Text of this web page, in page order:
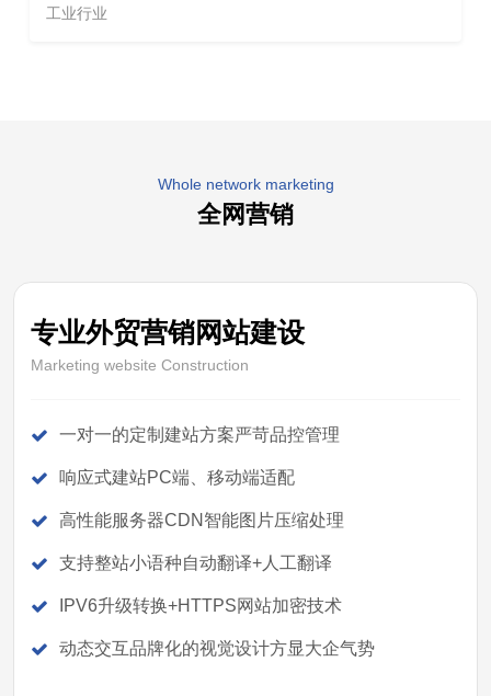
工业行业
Whole network marketing
全网营销
专业外贸营销网站建设
Marketing website Construction
一对一的定制建站方案严苛品控管理
响应式建站PC端、移动端适配
高性能服务器CDN智能图片压缩处理
支持整站小语种自动翻译+人工翻译
IPV6升级转换+HTTPS网站加密技术
动态交互品牌化的视觉设计方显大企气势